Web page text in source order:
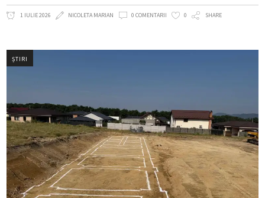
1 IULIE 2026 NICOLETA MARIAN 0 COMENTARII 0 SHARE
ȘTIRI